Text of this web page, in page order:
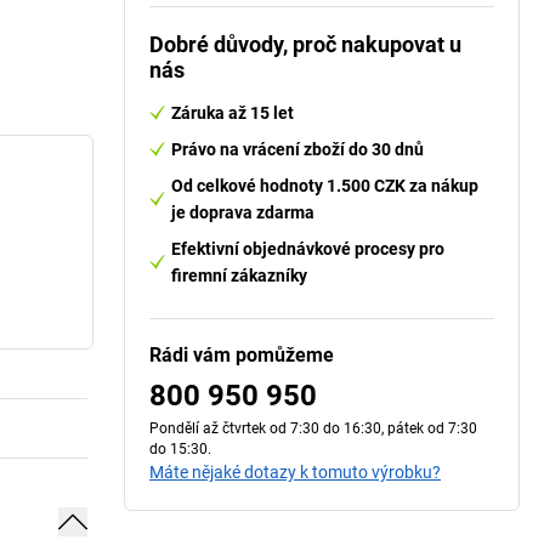
Dobré důvody, proč nakupovat u
nás
Záruka až 15 let
Právo na vrácení zboží do 30 dnů
Od celkové hodnoty 1.500 CZK za nákup
je doprava zdarma
Efektivní objednávkové procesy pro
firemní zákazníky
Rádi vám pomůžeme
800 950 950
Pondělí až čtvrtek od 7:30 do 16:30, pátek od 7:30
do 15:30.
Máte nějaké dotazy k tomuto výrobku?